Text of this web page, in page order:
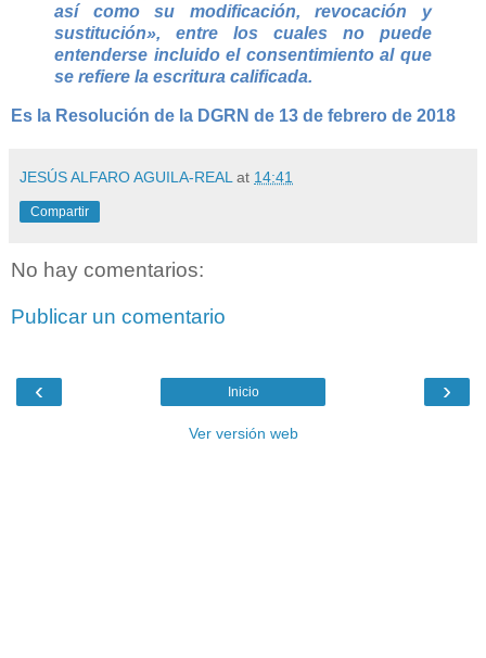
así como su modificación, revocación y
sustitución», entre los cuales no puede
entenderse incluido el consentimiento al que
se refiere la escritura calificada.
Es la Resolución de la DGRN de 13 de febrero de 2018
JESÚS ALFARO AGUILA-REAL at 14:41
Compartir
No hay comentarios:
Publicar un comentario
‹ ›
Inicio
Ver versión web